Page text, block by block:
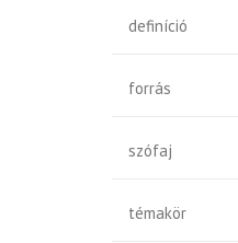
definíció
forrás
szófaj
témakör